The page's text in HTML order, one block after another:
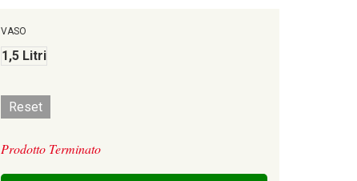
VASO
1,5 Litri
Reset
Prodotto Terminato